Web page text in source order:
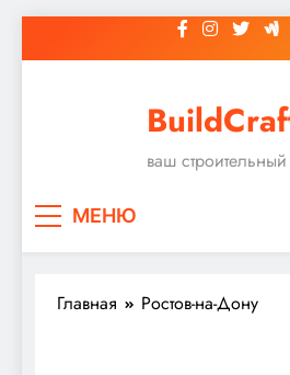
к
ваш
МЕНЮ
Главная Ростов-на-Дону